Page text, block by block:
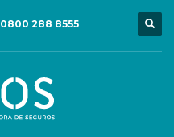
0800 288 8555